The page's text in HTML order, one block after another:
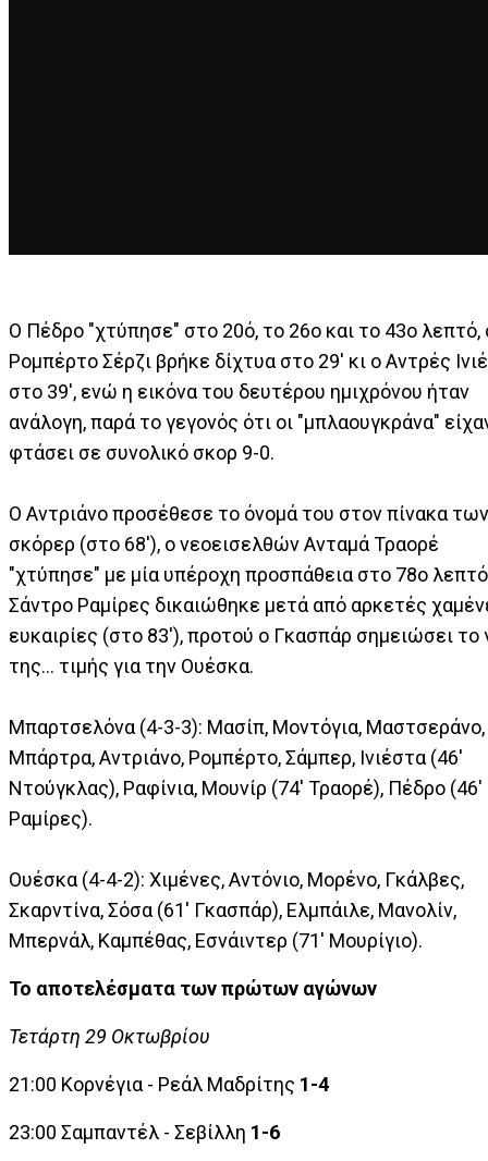
Ο Πέδρο "χτύπησε" στο 20ό, το 26ο και το 43ο λεπτό,
Ρομπέρτο Σέρζι βρήκε δίχτυα στο 29' κι ο Αντρές
στο 39', ενώ η εικόνα του δευτέρου ημιχρόνου ήταν
ανάλογη, παρά το γεγονός ότι οι "μπλαουγκράνα"
φτάσει σε συνολικό σκορ 9-0.
Ο Αντριάνο προσέθεσε το όνομά του στον πίνακα των
σκόρερ (στο 68'), ο νεοεισελθών Ανταμά Τραορέ
"χτύπησε" με μία υπέροχη προσπάθεια στο 78ο λεπτό
Σάντρο Ραμίρες δικαιώθηκε μετά από αρκετές
ευκαιρίες (στο 83'), προτού ο Γκασπάρ σημειώσει το
της... τιμής για την Ουέσκα.
Μπαρτσελόνα (4-3-3): Μασίπ, Μοντόγια, Μαστσεράνο,
Μπάρτρα, Αντριάνο, Ρομπέρτο, Σάμπερ, Ινιέστα (46'
Ντούγκλας), Ραφίνια, Μουνίρ (74' Τραορέ), Πέδρο (46'
Ραμίρες).
Ουέσκα (4-4-2): Χιμένες, Αντόνιο, Μορένο, Γκάλβες,
Σκαρντίνα, Σόσα (61' Γκασπάρ), Ελμπάιλε, Μανολίν,
Μπερνάλ, Καμπέθας, Εσνάιντερ (71' Μουρίγιο).
Το αποτελέσματα των πρώτων αγώνων
Τετάρτη 29 Οκτωβρίου
21:00 Κορνέγια - Ρεάλ Μαδρίτης 1-4
23:00 Σαμπαντέλ - Σεβίλλη 1-6